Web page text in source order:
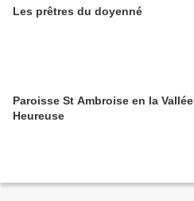
Les prêtres du doyenné
Paroisse St Ambroise en la Vallée
Heureuse